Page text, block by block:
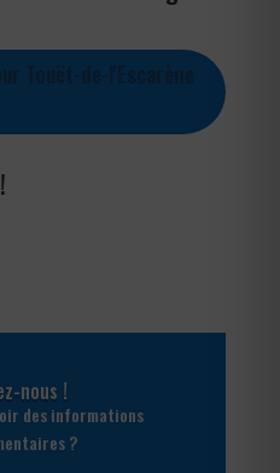
nous !
des informations
?